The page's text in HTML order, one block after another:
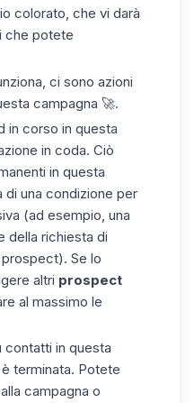
colorato, che vi darà
che potete
ci sono azioni
campagna 🚀.
in corso in questa
in coda. Ciò
in questa
di una condizione per
(ad esempio, una
della richiesta di
Se lo
altri prospect
al massimo le
contatti in questa
terminata. Potete
campagna o